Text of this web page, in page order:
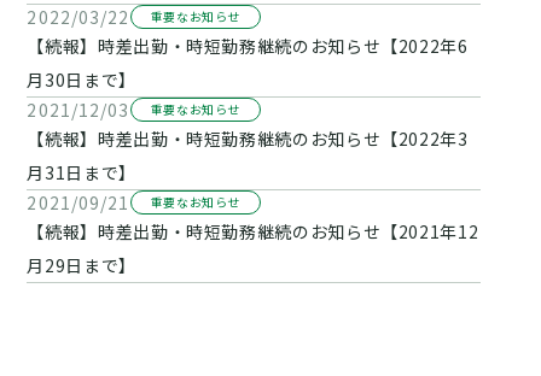
2022/03/22
重要なお知らせ
【続報】時差出勤・時短勤務継続のお知らせ【2022年6
月30日まで】
2021/12/03
重要なお知らせ
【続報】時差出勤・時短勤務継続のお知らせ【2022年3
月31日まで】
2021/09/21
重要なお知らせ
【続報】時差出勤・時短勤務継続のお知らせ【2021年12
月29日まで】